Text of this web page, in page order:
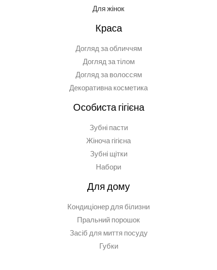
Для жінок
Краса
Догляд за обличчям
Догляд за тілом
Догляд за волоссям
Декоративна косметика
Особиста гігієна
Зубні пасти
Жіноча гігієна
Зубні щітки
Набори
Для дому
Кондиціонер для білизни
Пральний порошок
Засіб для миття посуду
Губки